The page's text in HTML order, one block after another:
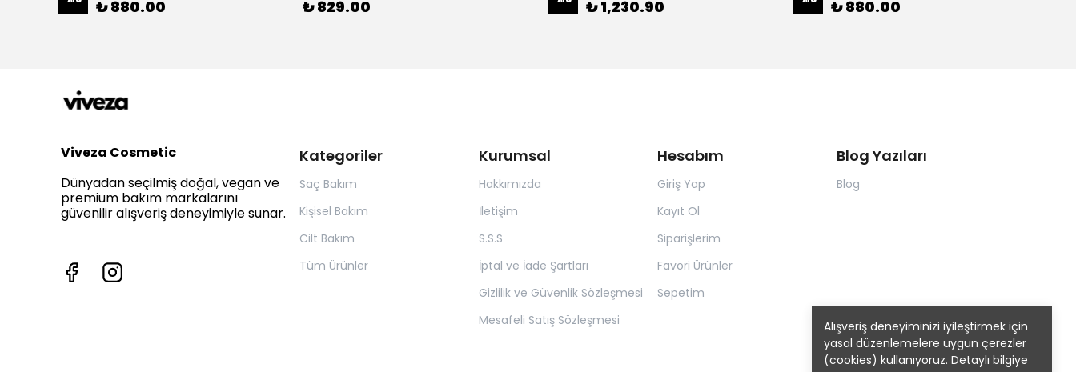
Alışveriş deneyiminizi iyileştirmek için
yasal düzenlemelere uygun çerezler
(cookies) kullanıyoruz. Detaylı bilgiye
₺ 880.00 ₺ 829.00 ₺ 1,230.90 ₺ 880.00
Kategoriler
Saç Bakım
Kişisel Bakım
Cilt Bakım
Tüm Ürünler
Kurumsal
Hakkımızda
İletişim
S.S.S
İptal ve İade Şartları
Gizlilik ve Güvenlik Sözleşmesi
Mesafeli Satış Sözleşmesi
Hesabım
Giriş Yap
Kayıt Ol
Siparişlerim
Favori Ürünler
Sepetim
Blog Yazıları
Blog
Viveza Cosmetic
Dünyadan seçilmiş doğal, vegan ve
premium bakım markalarını
güvenilir alışveriş deneyimiyle sunar.